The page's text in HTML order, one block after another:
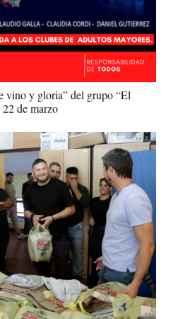
vino y gloria” del grupo “El
de marzo